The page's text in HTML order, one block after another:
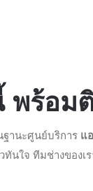
พร้อม
ฐานะศูนย์บริการ แ
ทันใจ ทีมช่างของ